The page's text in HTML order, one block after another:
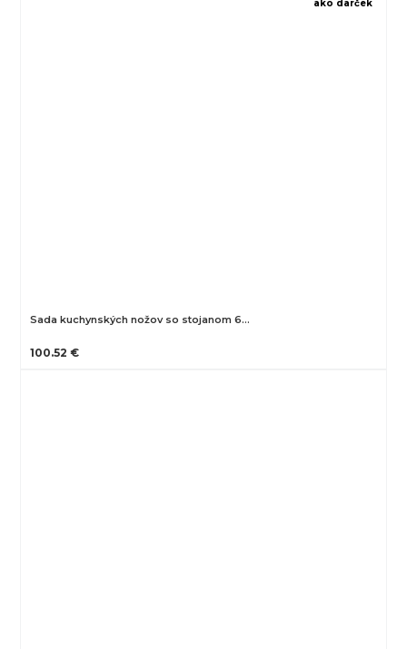
ako darček
Sada kuchynských nožov so stojanom 6…
100.52 €